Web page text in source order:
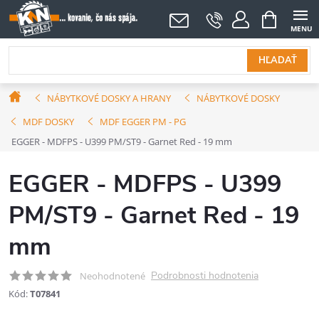
Prejsť
na
obsah
HĽADAŤ
NÁKUPNÝ
KOŠÍK
DomovNÁBYTKOVÉ DOSKY A HRANY
NÁBYTKOVÉ DOSKY
MDF DOSKY
MDF EGGER PM - PG
EGGER - MDFPS - U399 PM/ST9 - Garnet Red - 19 mm
EGGER - MDFPS - U399
PM/ST9 - Garnet Red - 19
mm
Neohodnotené Podrobnosti hodnotenia
Kód:T07841